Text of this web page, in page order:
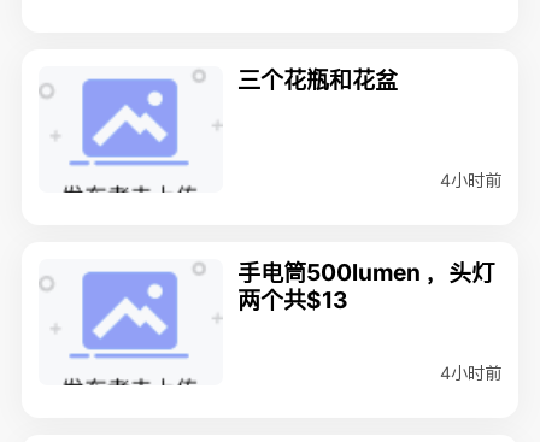
三个花瓶和花盆
4小时前
手电筒500lumen ，头灯
两个共$13
4小时前